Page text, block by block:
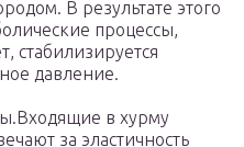
В результате этого
процессы,
стабилизируется
давление.
в хурму
за эластичность